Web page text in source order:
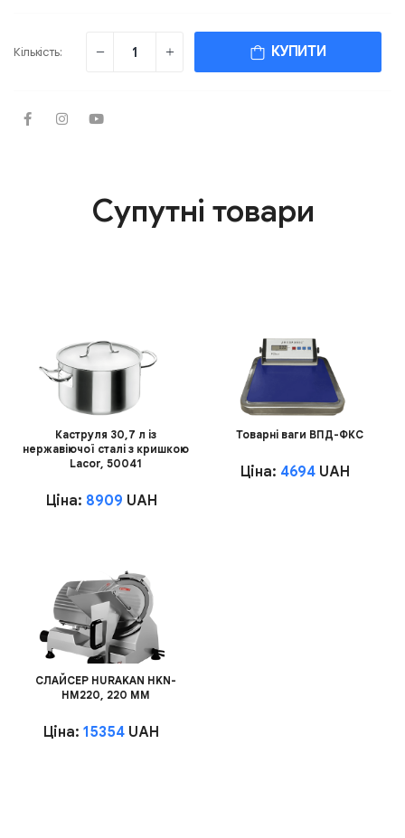
Кількість: КУПИТИ
Супутні товари
Каструля 30,7 л із
нержавіючої сталі з кришкою
Lacor, 50041
Ціна: 8909 UAH
Товарні ваги ВПД-ФКС
Ціна: 4694UAH
СЛАЙСЕР HURAKAN HKN-
HM220, 220 ММ
Ціна: 15354 UAH